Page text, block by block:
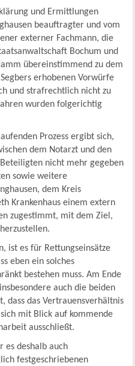
und Ermittlungen
beauftragter und vom
externer Fachmann, die
Bochum und
übereinstimmend zu dem
erhobenen Vorwürfe
und strafrechtlich nicht zu
wurden folgerichtig
Prozess ergibt sich,
dem Notarzt und den
nicht mehr gegeben
sowie weitere
dem Kreis
Krankenhaus einem extern
zugestimmt, mit dem Ziel,
ist es für Rettungseinsätze
eben ein solches
bestehen muss. Am Ende
auch die beiden
dass das Vertrauensverhältnis
mit Blick auf kommende
ausschließt.
es deshalb auch
festgeschriebenen